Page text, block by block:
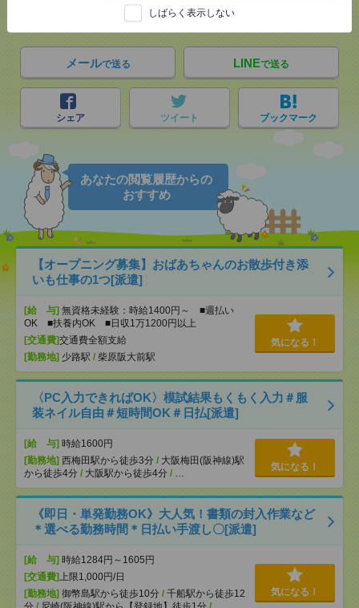
しばらく表示しない
気になる！
メールで送る LINEで送る
シェア ツイート ブックマーク
あなたの閲覧履歴からの
おすすめ
【オープニング募集】おばあちゃんのお散歩付き添
いも仕事の1つ[派遣]
[給 与] 無資格未経験：時給1400円～ ■週払い
OK ■扶養内OK ■日収1万1200円以上
[交通費]交通費全額支給
[勤務地] 少路駅 / 柴原阪大前駅
気になる！
〈PC入力できればOK〉模試結果もくもく入力＃服
装ネイル自由＃短時間OK＃日払[派遣]
[給 与] 時給1600円
[勤務地] 西梅田駅から徒歩3分 / 大阪梅田(阪神線)駅
から徒歩4分 / 大阪駅から徒歩4分 / …
気になる！
《即日・単発勤務OK》大人気！書類の封入作業など
＊選べる勤務時間＊日払い手渡し〇[派遣]
[給 与] 時給1284円～1605円
[交通費] 上限1,000円/日
[勤務地] 御幣島駅から徒歩10分 / 千船駅から徒歩12
気になる！